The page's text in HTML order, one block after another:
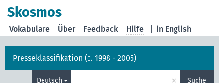
Skosmos
in English
Vokabulare Über Feedback Hilfe
Presseklassifikation (c. 1998 - 2005)
Deutsch × Suche